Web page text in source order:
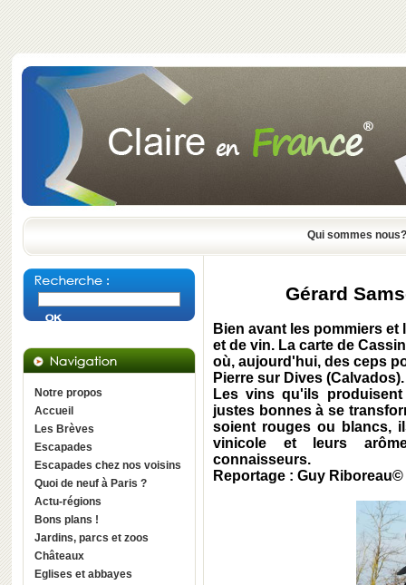
Qui sommes nous?
Notre propos
Accueil
Les Brèves
Escapades
Escapades chez nos voisins
Quoi de neuf à Paris ?
Actu-régions
Bons plans !
Jardins, parcs et zoos
Châteaux
Eglises et abbayes
Gérard
Bien avant les pommiers et
et de vin. La carte de
où, aujourd'hui, des ceps
Pierre sur Dives (Calvados).
Les vins qu'ils
justes bonnes à se
soient rouges ou blancs,
vinicole et leurs
connaisseurs.
Reportage : Guy Riboreau©